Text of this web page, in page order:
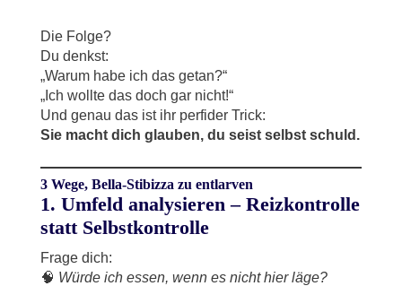
Die Folge?
Du denkst:
„Warum habe ich das getan?“
„Ich wollte das doch gar nicht!“
Und genau das ist ihr perfider Trick:
Sie macht dich glauben, du seist selbst schuld.
3 Wege, Bella-Stibizza zu entlarven
1. Umfeld analysieren – Reizkontrolle
statt Selbstkontrolle
Frage dich:
🧠 Würde ich essen, wenn es nicht hier läge?